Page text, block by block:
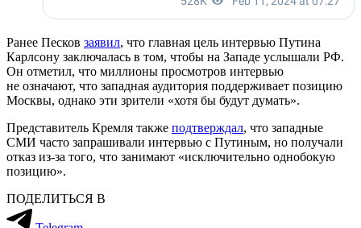
Ранее Песков заявил, что главная цель интервью Путина
Карлсону заключалась в том, чтобы на Западе услышали РФ.
Он отметил, что миллионы просмотров интервью
не означают, что западная аудитория поддерживает позицию
Москвы, однако эти зрители «‎хотя бы будут думать».
Представитель Кремля также подтверждал, что западные
СМИ часто запрашивали интервью с Путиным, но получали
отказ из-за того, что занимают «исключительно однобокую
позицию».
ПОДЕЛИТЬСЯ В